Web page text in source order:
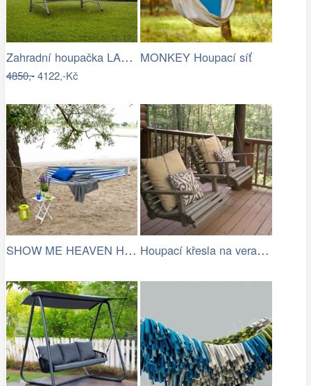
Zahradní houpačka LAMIA Tempo Kondela
4850,-4122,-Kč
MONKEY Houpací síť
SHOW ME HEAVEN Houpací síť, pruhy… Houpací křesla na verandě